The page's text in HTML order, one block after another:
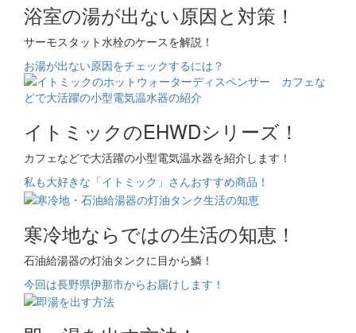
浴室の湯が出ない原因と対策！
サーモスタット水栓のケースを解説！
お湯が出ない原因をチェックするには？
イトミックのEHWDシリーズ！
カフェなどで大活躍の小型電気温水器を紹介します！
私も大好きな「イトミック」さんおすすめ商品！
寒冷地ならではの生活の知恵！
石油給湯器の灯油タンクに目から鱗！
今回は長野県伊那市からお届けします！